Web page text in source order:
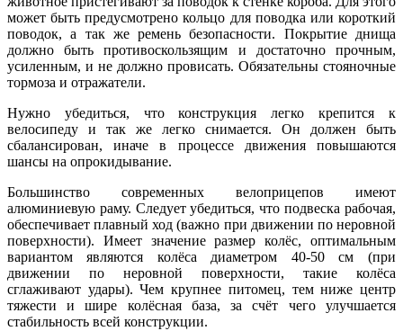
может быть предусмотрено кольцо для поводка или короткий
поводок, а так же ремень безопасности. Покрытие днища
должно быть противоскользящим и достаточно прочным,
усиленным, и не должно провисать. Обязательны стояночные
тормоза и отражатели.
Нужно убедиться, что конструкция легко крепится к
велосипеду и так же легко снимается. Он должен быть
сбалансирован, иначе в процессе движения повышаются
шансы на опрокидывание.
Большинство современных велоприцепов имеют
алюминиевую раму. Следует убедиться, что подвеска рабочая,
обеспечивает плавный ход (важно при движении по неровной
поверхности). Имеет значение размер колёс, оптимальным
вариантом являются колёса диаметром 40-50 см (при
движении по неровной поверхности, такие колёса
сглаживают удары). Чем крупнее питомец, тем ниже центр
тяжести и шире колёсная база, за счёт чего улучшается
стабильность всей конструкции.